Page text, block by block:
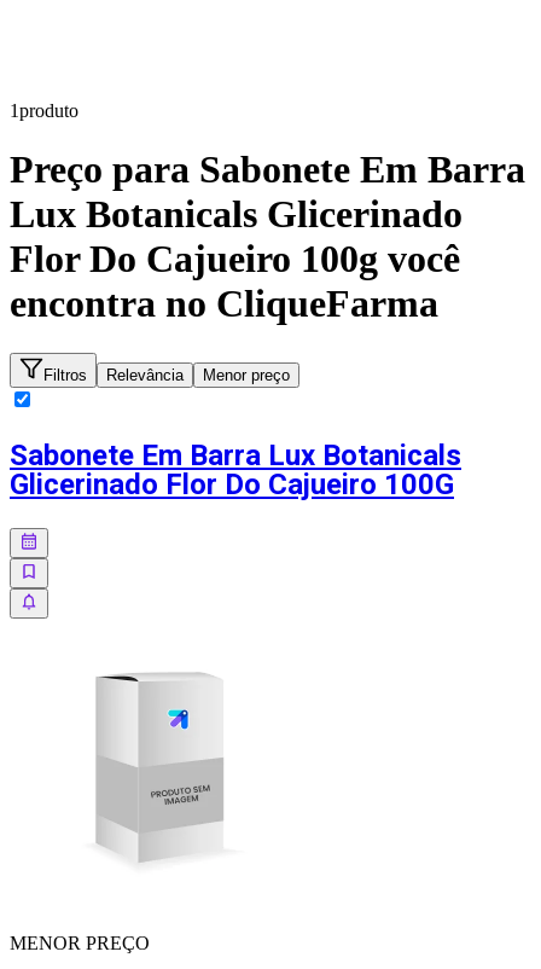
1produto
Preço para Sabonete Em Barra
Lux Botanicals Glicerinado
Flor Do Cajueiro 100g você
encontra no CliqueFarma
Filtros Relevância Menor preço
Sabonete Em Barra Lux Botanicals
Glicerinado Flor Do Cajueiro 100G
MENOR PREÇO